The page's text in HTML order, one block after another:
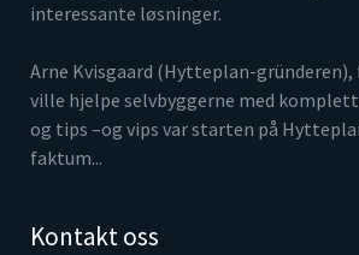
interessante løsninger.
Arne Kvisgaard (Hytteplan-
ville hjelpe selvbyggerne med
og tips –og vips var starten på
faktum...
Kontakt oss